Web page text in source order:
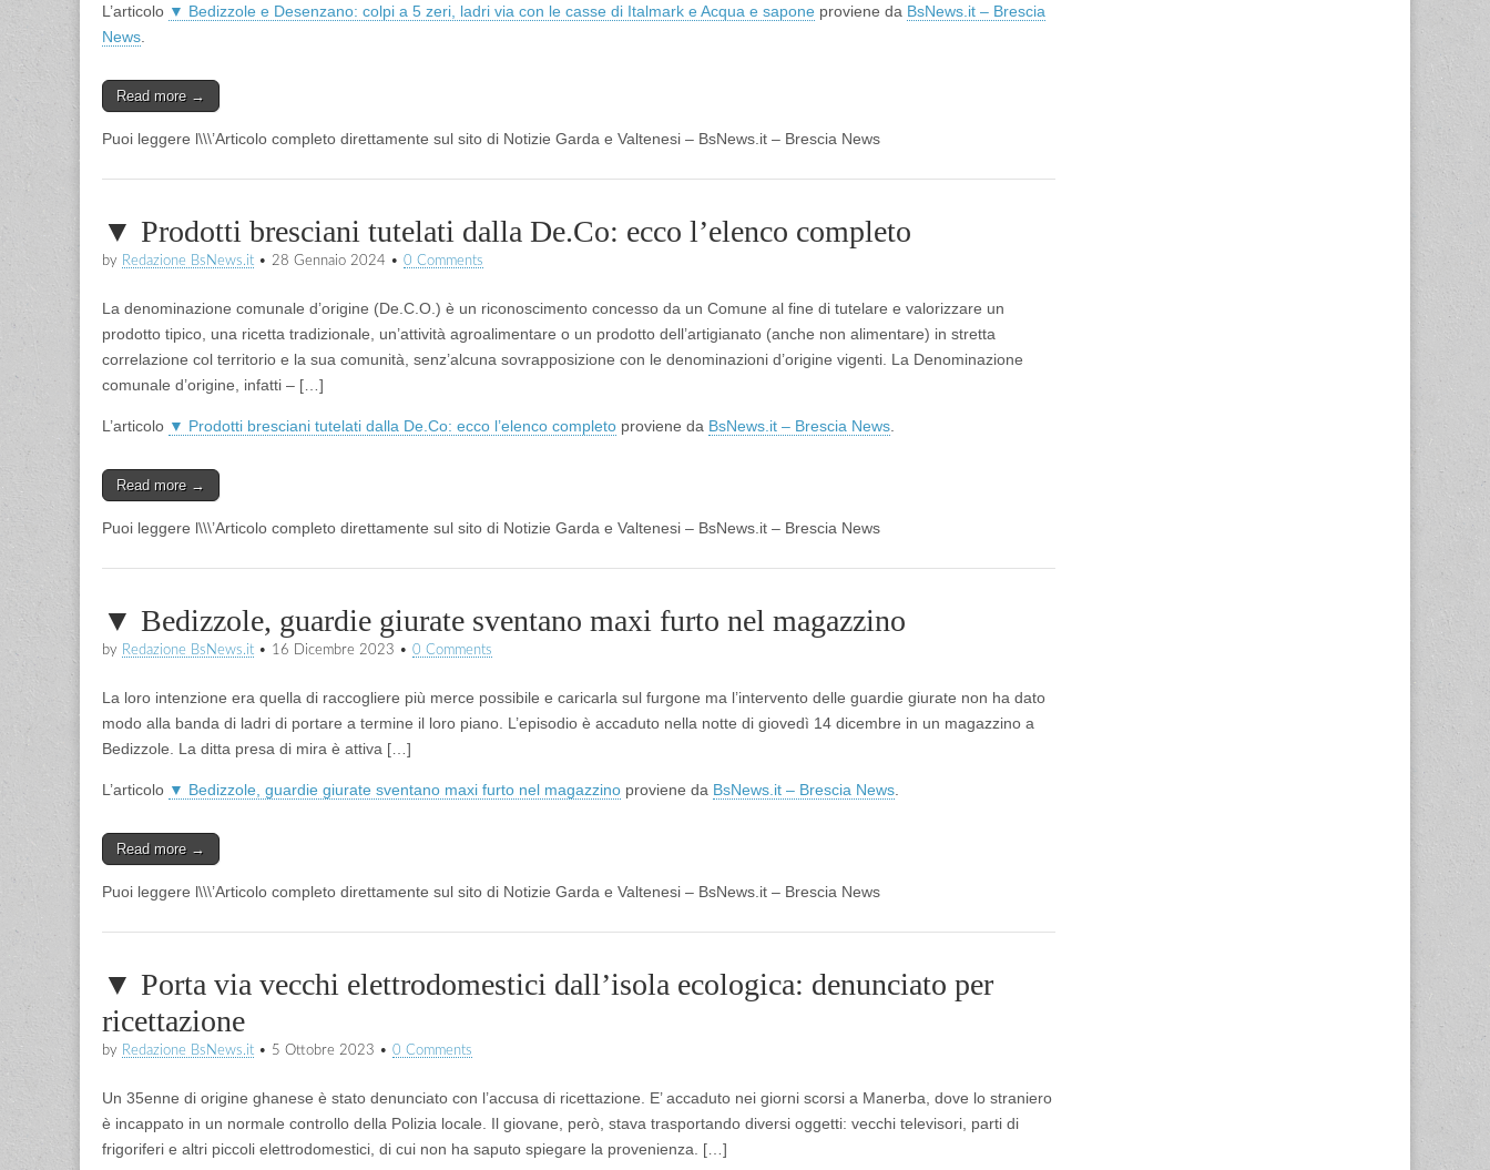
L’articolo ▼ Bedizzole e Desenzano: colpi a 5 zeri, ladri via con le casse di Italmark e Acqua e sapone proviene da BsNews.it – Brescia
News
Read more →
Puoi leggere l\\\’Articolo completo direttamente sul sito di Notizie Garda e Valtenesi – BsNews.it – Brescia News
▼ Prodotti bresciani tutelati dalla De.Co: ecco l’elenco completo
by Redazione BsNews.it • 28 Gennaio 2024 • 0 Comments
La denominazione comunale d’origine (De.C.O.) è un riconoscimento concesso da un Comune al fine di tutelare e valorizzare un
prodotto tipico, una ricetta tradizionale, un’attività agroalimentare o un prodotto dell’artigianato (anche non alimentare) in stretta
correlazione col territorio e la sua comunità, senz’alcuna sovrapposizione con le denominazioni d’origine vigenti. La Denominazione
comunale d’origine, infatti – […]
L’articolo ▼ Prodotti bresciani tutelati dalla De.Co: ecco l’elenco completo proviene da BsNews.it – Brescia News
Read more →
Puoi leggere l\\\’Articolo completo direttamente sul sito di Notizie Garda e Valtenesi – BsNews.it – Brescia News
▼ Bedizzole, guardie giurate sventano maxi furto nel magazzino
by Redazione BsNews.it • 16 Dicembre 2023 • 0 Comments
La loro intenzione era quella di raccogliere più merce possibile e caricarla sul furgone ma l’intervento delle guardie giurate non ha dato
modo alla banda di ladri di portare a termine il loro piano. L’episodio è accaduto nella notte di giovedì 14 dicembre in un magazzino a
Bedizzole. La ditta presa di mira è attiva […]
L’articolo ▼ Bedizzole, guardie giurate sventano maxi furto nel magazzino proviene da BsNews.it – Brescia News
Read more →
Puoi leggere l\\\’Articolo completo direttamente sul sito di Notizie Garda e Valtenesi – BsNews.it – Brescia News
▼ Porta via vecchi elettrodomestici dall’isola ecologica: denunciato per
ricettazione
by Redazione BsNews.it • 5 Ottobre 2023 • 0 Comments
Un 35enne di origine ghanese è stato denunciato con l’accusa di ricettazione. E’ accaduto nei giorni scorsi a Manerba, dove lo straniero
è incappato in un normale controllo della Polizia locale. Il giovane, però, stava trasportando diversi oggetti: vecchi televisori, parti di
frigoriferi e altri piccoli elettrodomestici, di cui non ha saputo spiegare la provenienza. […]